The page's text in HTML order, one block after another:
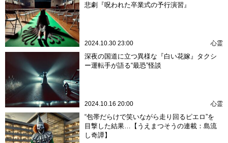
悲劇『呪われた卒業式の予行演習』
2024.10.30 23:00 心霊
深夜の国道に立つ異様な『白い花嫁』タクシ
ー運転手が語る“最恐”怪談
2024.10.16 20:00 心霊
“包帯だらけで笑いながら走り回るピエロ”を
目撃した結果…【うえまつそうの連載：島流
し奇譚】